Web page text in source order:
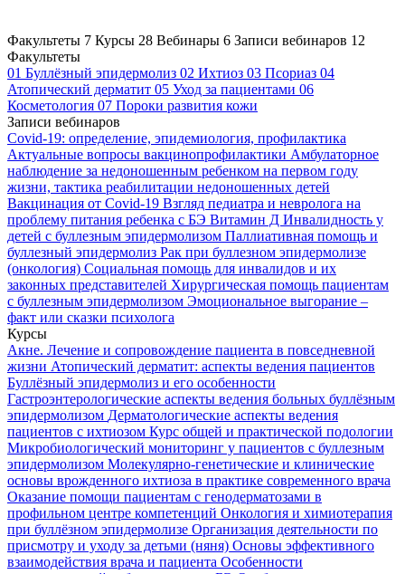
Факультеты 7 Курсы 28 Вебинары 6 Записи вебинаров 12
Факультеты
01 Буллёзный эпидермолиз 02 Ихтиоз 03 Псориаз 04
Атопический дерматит 05 Уход за пациентами 06
Косметология 07 Пороки развития кожи
Записи вебинаров
Covid-19: определение, эпидемиология, профилактика
Актуальные вопросы вакцинопрофилактики Амбулаторное
наблюдение за недоношенным ребенком на первом году
жизни, тактика реабилитации недоношенных детей
Вакцинация от Covid-19 Взгляд педиатра и невролога на
проблему питания ребенка с БЭ Витамин Д Инвалидность у
детей с буллезным эпидермолизом Паллиативная помощь и
буллезный эпидермолиз Рак при буллезном эпидермолизе
(онкология) Социальная помощь для инвалидов и их
законных представителей Хирургическая помощь пациентам
с буллезным эпидермолизом Эмоциональное выгорание –
факт или сказки психолога
Курсы
Акне. Лечение и сопровождение пациента в повседневной
жизни Атопический дерматит: аспекты ведения пациентов
Буллёзный эпидермолиз и его особенности
Гастроэнтерологические аспекты ведения больных буллёзным
эпидермолизом Дерматологические аспекты ведения
пациентов с ихтиозом Курс общей и практической подологии
Микробиологический мониторинг у пациентов с буллезным
эпидермолизом Молекулярно-генетические и клинические
основы врожденного ихтиоза в практике современного врача
Оказание помощи пациентам с генодерматозами в
профильном центре компетенций Онкология и химиотерапия
при буллёзном эпидермолизе Организация деятельности по
присмотру и уходу за детьми (няня) Основы эффективного
взаимодействия врача и пациента Особенности